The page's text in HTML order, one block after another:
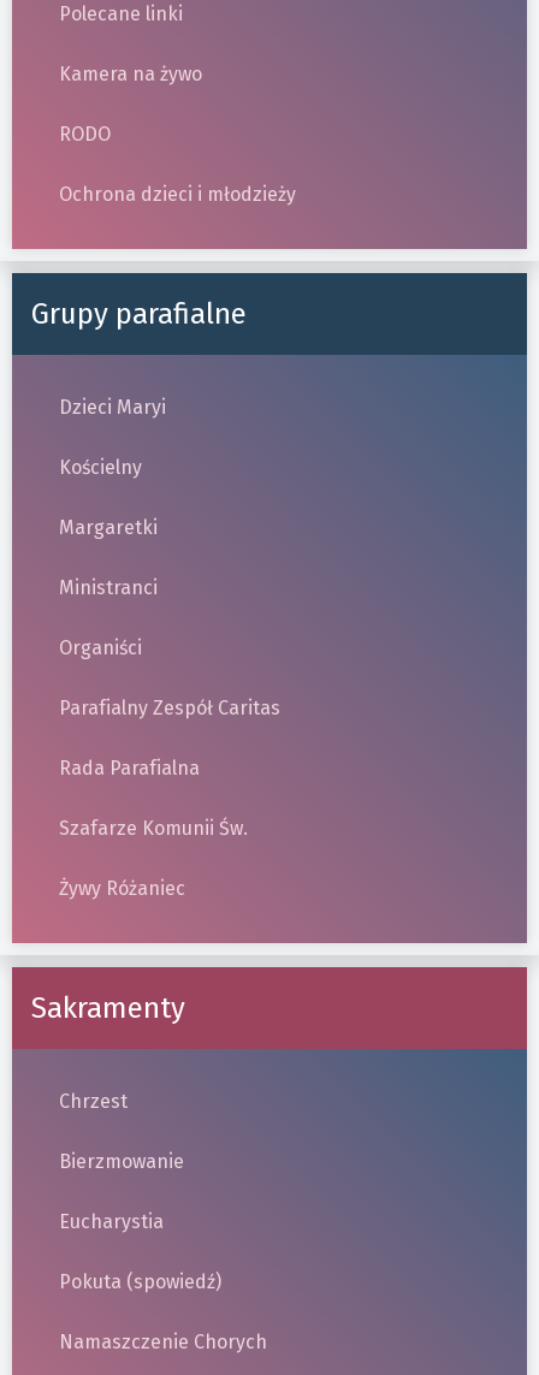
Polecane linki
Kamera na żywo
RODO
Ochrona dzieci i młodzieży
Grupy parafialne
Dzieci Maryi
Kościelny
Margaretki
Ministranci
Organiści
Parafialny Zespół Caritas
Rada Parafialna
Szafarze Komunii Św.
Żywy Różaniec
Sakramenty
Chrzest
Bierzmowanie
Eucharystia
Pokuta (spowiedź)
Namaszczenie Chorych